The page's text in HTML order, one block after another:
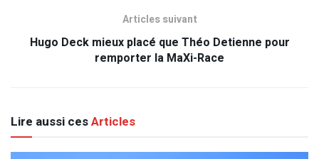
Articles suivant
Hugo Deck mieux placé que Théo Detienne pour
remporter la MaXi-Race
Lire aussi cesArticles